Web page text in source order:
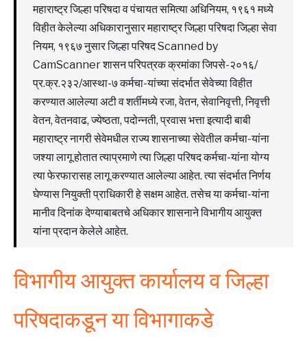
महाराष्ट्र जिल्हा परिषदा व पंचायत समित्या अधिनियम, १९६१ मध्ये
विहीत केलेल्या अधिकारानुसार महाराष्ट्र जिल्हा परिषदा जिल्हा सेवा
नियम, १९६७ नुसार जिल्हा परिषद Scanned by
CamScanner शासन परिपत्रक क्रमांका जिपसे-२०१६/
प्र.क्र.२३२/आस्था-७ कर्मचा-यांच्या संदर्भात सेवेच्या विहीत
करण्यात आलेल्या अटी व शर्तीमध्ये रजा, वेतन, सेवानिवृत्ती, निवृत्ती
वेतन, वेतनवाढ, ज्येष्ठता, पदोन्नती, प्रवास भत्ता इत्यादी बाबी
महाराष्ट्र नागरी सेवेमधील राज्य शासनाच्या सेवेतील कर्मचा-यांना
जश्या लागू होतात त्याप्रमाणे त्या जिल्हा परिषद कर्मचा-यांना योग्य
त्या फेरफारासह लागू करण्यात आलेल्या आहेत. त्या संदर्भात निर्णय
घेण्यास नियुक्ती प्राधिकारी हे सक्षम आहेत. तसेच या कर्मचा-यांना
मानीव दिनांक देण्याबाबतचे अधिकार शासनाने विभागीय आयुक्त
यांना प्रदान केलेले आहेत.
विभागीय आयुक्त कार्यालय व जिल्हा
परिषदाकडून या विभागाकडे